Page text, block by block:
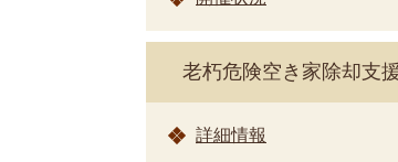
老朽危険空き家除却支
詳細情報